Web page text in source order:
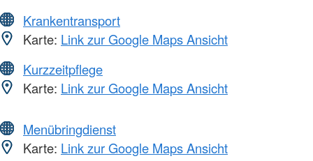
Krankentransport
Karte: Link zur Google Maps Ansicht
Kurzzeitpflege
Karte: Link zur Google Maps Ansicht
Menübringdienst
Karte: Link zur Google Maps Ansicht